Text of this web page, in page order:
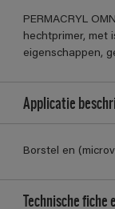
PERMACRYL
hechtprimer, met
eigenschappen,
Applicatie
Borstel en
Technische fiche